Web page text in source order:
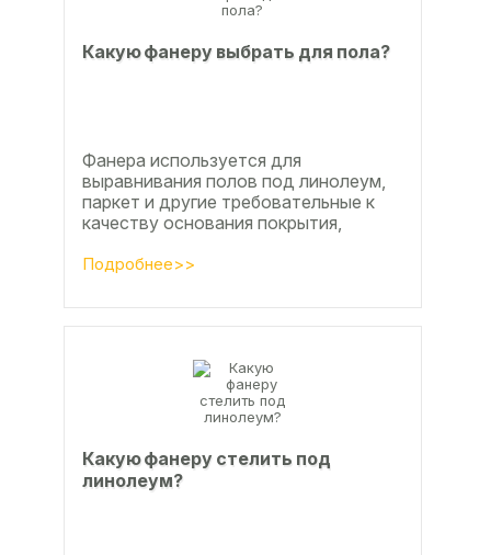
Какую фанеру выбрать для пола?
Фанера используется для
выравнивания полов под линолеум,
паркет и другие требовательные к
качеству основания покрытия,
по деревянным лагам или...
Подробнее>>
Какую фанеру стелить под
линолеум?